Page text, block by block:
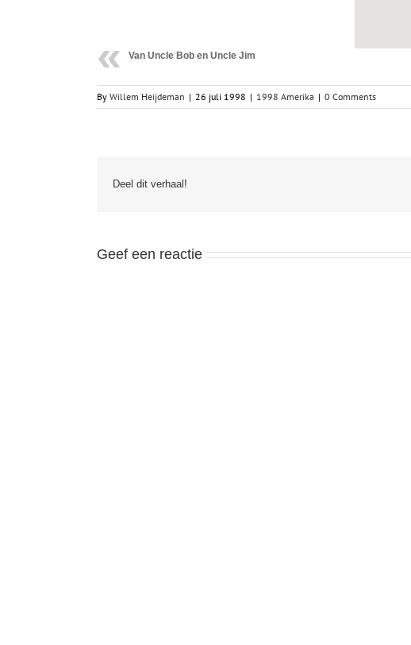
Van Uncle Bob en Uncle Jim
By Willem Heijdeman | 26 juli 1998 | 1998 Amerika | 0 Comments
Deel dit verhaal!
Geef een reactie